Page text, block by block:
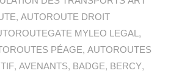
,AUTOROUTE DROIT
MYLEO LEGAL,
PÉAGE,AUTOROUTES
,AVENANTS, BADGE, BERCY,